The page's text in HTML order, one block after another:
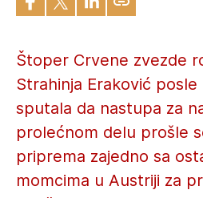
Štoper Crvene zvezde
Strahinja Eraković
sputala da nastupa za
prolećnom delu prošle
priprema zajedno sa
momcima u Austriji za